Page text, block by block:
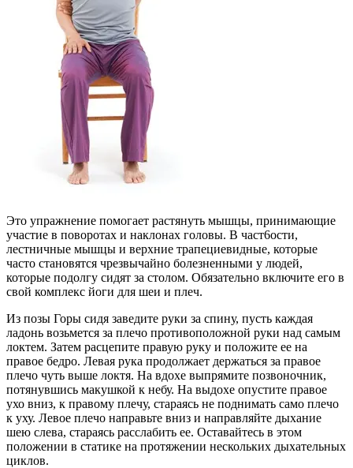
Это упражнение помогает растянуть мышцы, принимающие
участие в поворотах и наклонах головы. В част6ости,
лестничные мышцы и верхние трапециевидные, которые
часто становятся чрезвычайно болезненными у людей,
которые подолгу сидят за столом. Обязательно включите его в
свой комплекс йоги для шеи и плеч.
Из позы Горы сидя заведите руки за спину, пусть каждая
ладонь возьмется за плечо противоположной руки над самым
локтем. Затем расцепите правую руку и положите ее на
правое бедро. Левая рука продолжает держаться за правое
плечо чуть выше локтя. На вдохе выпрямите позвоночник,
потянувшись макушкой к небу. На выдохе опустите правое
ухо вниз, к правому плечу, стараясь не поднимать само плечо
к уху. Левое плечо направьте вниз и направляйте дыхание
шею слева, стараясь расслабить ее. Оставайтесь в этом
положении в статике на протяжении нескольких дыхательных
циклов.